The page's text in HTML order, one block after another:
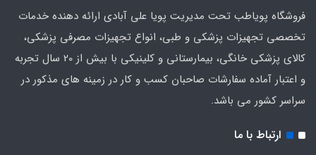
فروشگاه پویاطب تحت مدیریت پویا علی آبادی ارائه دهنده خدمات
تخصصی تجهیزات پزشکی و طبی، انواع تجهیزات مصرفی پزشکی،
کالای پزشکی خانگی، بیمارستانی و کلینیکی با بیش از 20 سال تجربه
و اعتبار آماده سفارشات صاحبان کسب و کار در زمینه های مذکور در
سراسر کشور می باشد.
ارتباط با ما